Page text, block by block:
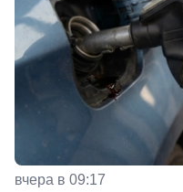
вчера в 09:17